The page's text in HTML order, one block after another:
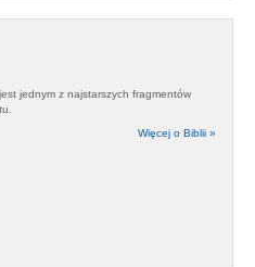
jednym z najstarszych fragmentów
Więcej o Biblii »